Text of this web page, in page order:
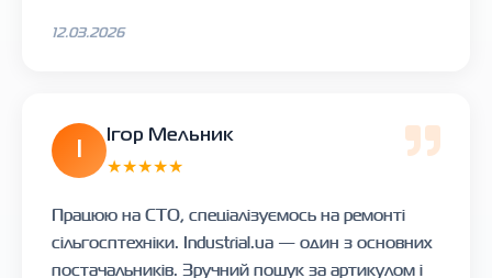
12.03.2026
Ігор Мельник
★★★★★
Працюю на СТО, спеціалізуємось на ремонті
сільгосптехніки. Industrial.ua — один з основних
постачальників. Зручний пошук за артикулом і